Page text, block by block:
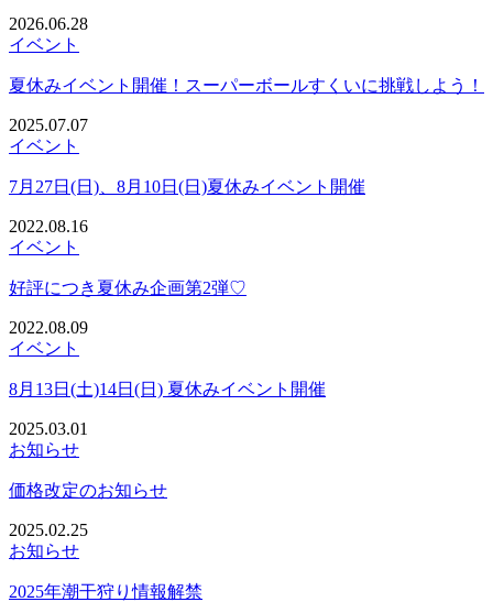
2026.06.28
イベント
夏休みイベント開催！スーパーボールすくいに挑戦しよう！
2025.07.07
イベント
7月27日(日)、8月10日(日)夏休みイベント開催
2022.08.16
イベント
好評につき夏休み企画第2弾♡
2022.08.09
イベント
8月13日(土)14日(日) 夏休みイベント開催
2025.03.01
お知らせ
価格改定のお知らせ
2025.02.25
お知らせ
2025年潮干狩り情報解禁